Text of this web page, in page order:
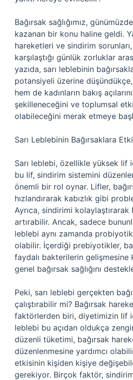
Bağırsak sağlığımız,
kazanan bir konu haline geldi.
hareketleri ve sindirim
karşılaştığı günlük zorluklar
yazıda, sarı leblebinin
potansiyeli üzerine
hem de kadınların bakış
şekilleneceğini ve toplumsal
olabileceğini merak etmeye
Sarı Leblebinin Bağırsaklara
Sarı leblebi, özellikle yüksek lif
bu lif, sindirim sistemini
önemli bir rol oynar. Lifler,
hızlandırarak kabızlık gibi
Ayrıca, sindirimi
artırabilir. Ancak, sadece
leblebi aynı zamanda
olabilir. İçerdiği prebiyotikler,
faydalı bakterilerin gelişmesine
genel bağırsak sağlığını
Peki, sarı leblebi gerçekten
çalıştırabilir mi? Bağırsak
faktörlerden biri, diyetimizin lif
leblebi bu açıdan oldukça
düzenli tüketimi, bağırsak
düzenlenmesine yardımcı
etkisinin kişiden kişiye
gerekiyor. Birçok faktör,